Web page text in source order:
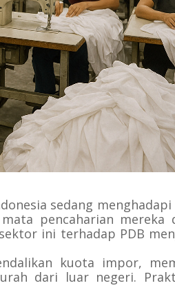
sedang menghadapi
pencaharian mereka
ini terhadap PDB
kuota impor,
dari luar negeri.